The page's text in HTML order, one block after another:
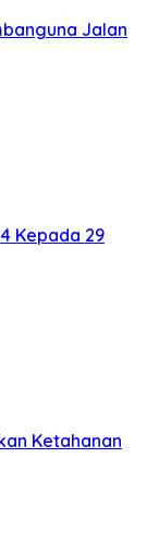
Jalan
Kepada 29
Ketahanan